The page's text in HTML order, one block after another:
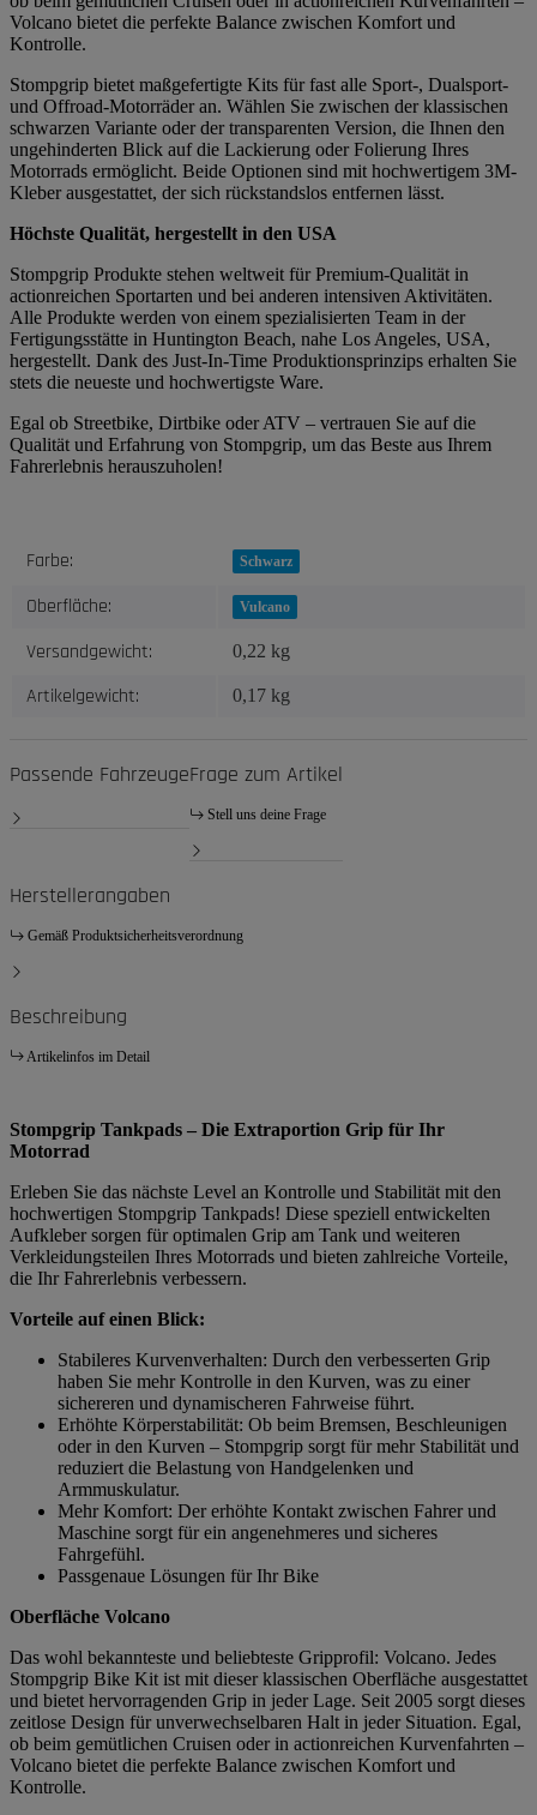
Volcano bietet die perfekte Balance zwischen Komfort und
Kontrolle.
Stompgrip bietet maßgefertigte Kits für fast alle Sport-, Dualsport-
und Offroad-Motorräder an. Wählen Sie zwischen der klassischen
schwarzen Variante oder der transparenten Version, die Ihnen den
ungehinderten Blick auf die Lackierung oder Folierung Ihres
Motorrads ermöglicht. Beide Optionen sind mit hochwertigem 3M-
Kleber ausgestattet, der sich rückstandslos entfernen lässt.
Höchste Qualität, hergestellt in den USA
Stompgrip Produkte stehen weltweit für Premium-Qualität in
actionreichen Sportarten und bei anderen intensiven Aktivitäten.
Alle Produkte werden von einem spezialisierten Team in der
Fertigungsstätte in Huntington Beach, nahe Los Angeles, USA,
hergestellt. Dank des Just-In-Time Produktionsprinzips erhalten Sie
stets die neueste und hochwertigste Ware.
Egal ob Streetbike, Dirtbike oder ATV – vertrauen Sie auf die
Qualität und Erfahrung von Stompgrip, um das Beste aus Ihrem
Fahrerlebnis herauszuholen!
Produkteigenschaft
Wert
Farbe: Schwarz
Oberfläche: Vulcano
Versandgewicht: 0,22 kg
Artikelgewicht: 0,17 kg
Passende FahrzeugeFrage zum Artikel
Stell uns deine Frage
Herstellerangaben
Gemäß Produktsicherheitsverordnung
Beschreibung
Artikelinfos im Detail
Stompgrip Tankpads – Die Extraportion Grip für Ihr
Motorrad
Erleben Sie das nächste Level an Kontrolle und Stabilität mit den
hochwertigen Stompgrip Tankpads! Diese speziell entwickelten
Aufkleber sorgen für optimalen Grip am Tank und weiteren
Verkleidungsteilen Ihres Motorrads und bieten zahlreiche Vorteile,
die Ihr Fahrerlebnis verbessern.
Vorteile auf einen Blick:
Stabileres Kurvenverhalten: Durch den verbesserten Grip
haben Sie mehr Kontrolle in den Kurven, was zu einer
sichereren und dynamischeren Fahrweise führt.
Erhöhte Körperstabilität: Ob beim Bremsen, Beschleunigen
oder in den Kurven – Stompgrip sorgt für mehr Stabilität und
reduziert die Belastung von Handgelenken und
Armmuskulatur.
Mehr Komfort: Der erhöhte Kontakt zwischen Fahrer und
Maschine sorgt für ein angenehmeres und sicheres
Fahrgefühl.
Passgenaue Lösungen für Ihr Bike
Oberfläche Volcano
Das wohl bekannteste und beliebteste Gripprofil: Volcano. Jedes
Stompgrip Bike Kit ist mit dieser klassischen Oberfläche ausgestattet
und bietet hervorragenden Grip in jeder Lage. Seit 2005 sorgt dieses
zeitlose Design für unverwechselbaren Halt in jeder Situation. Egal,
ob beim gemütlichen Cruisen oder in actionreichen Kurvenfahrten –
Volcano bietet die perfekte Balance zwischen Komfort und
Kontrolle.